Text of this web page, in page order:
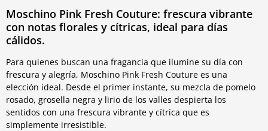
Moschino Pink Fresh Couture: frescura vibrante
con notas florales y cítricas, ideal para días
cálidos.
Para quienes buscan una fragancia que ilumine su día con
frescura y alegría, Moschino Pink Fresh Couture es una
elección ideal. Desde el primer instante, su mezcla de pomelo
rosado, grosella negra y lirio de los valles despierta los
sentidos con una frescura vibrante y cítrica que es
simplemente irresistible.